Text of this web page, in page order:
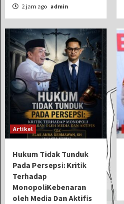
2 jam ago admin
Artikel
Hukum Tidak Tunduk
Pada Persepsi: Kritik
Terhadap
MonopoliKebenaran
oleh Media Dan Aktifis